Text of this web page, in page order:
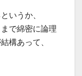
いうか、
で綿密に論理
構あって、